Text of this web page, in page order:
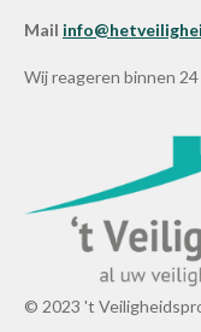
Mail
Wij reageren binnen
© 2023 't